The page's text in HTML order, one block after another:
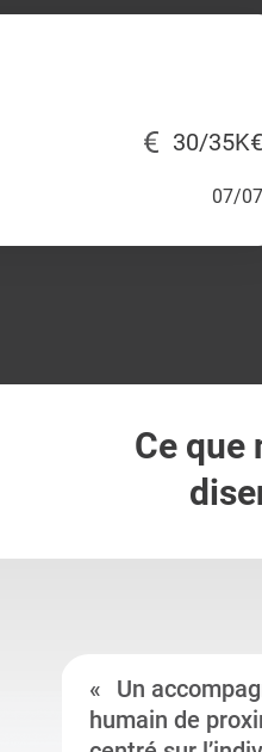
30/35K€
07/07
Ce que
Un
humain de